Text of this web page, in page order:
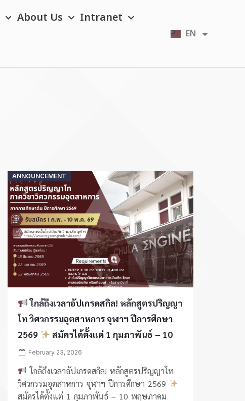
About Us Intranet
EN
TH
ANNOUNCEMENT
ใกล้ถึงเวลาอัปเกรดสกิล! หลักสูตรปริญญา
โท วิศวกรรมอุตสาหการ จุฬาฯ ปีการศึกษา
2569
สมัครได้ตั้งแต่ 1 กุมภาพันธ์ – 10
พฤษภาคม 2569
Posted
on
February 23, 2026
ใกล้ถึงเวลาอัปเกรดสกิล! หลักสูตรปริญญาโท
วิศวกรรมอุตสาหการ จุฬาฯ ปีการศึกษา 2569
สมัครได้ตั้งแต่ 1 กุมภาพันธ์ – 10 พฤษภาคม